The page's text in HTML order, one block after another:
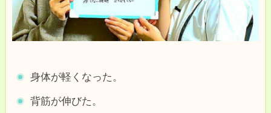
身体が軽くなった。
背筋が伸びた。